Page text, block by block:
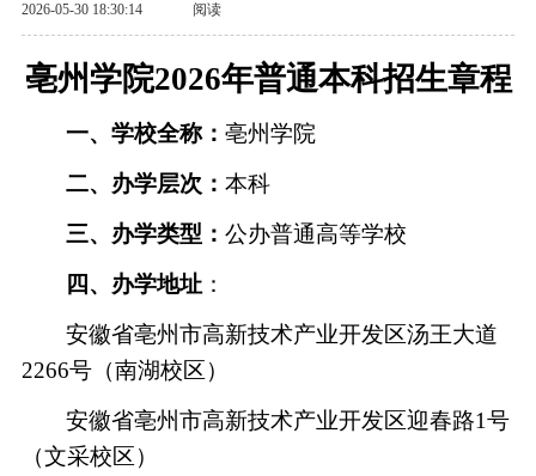
2026-05-30 18:30:14 阅读
亳州学院2026年普通本科招生章程
一、学校全称： 亳州学院
二、办学层次： 本科
三、办学类型： 公办普通高等学校
四、办学地址：
安徽省亳州市高新技术产业开发区汤王大道
2266号（南湖校区）
安徽省亳州市高新技术产业开发区迎春路1号
（文采校区）